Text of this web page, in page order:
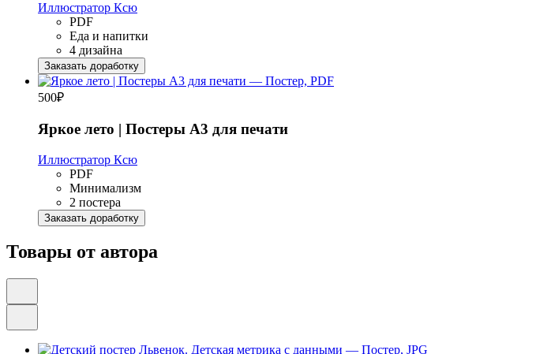
Иллюстратор Ксю
PDF
Еда и напитки
4 дизайна
Заказать доработку
500₽
Яркое лето | Постеры А3 для печати
Иллюстратор Ксю
PDF
Минимализм
2 постера
Заказать доработку
Товары от автора